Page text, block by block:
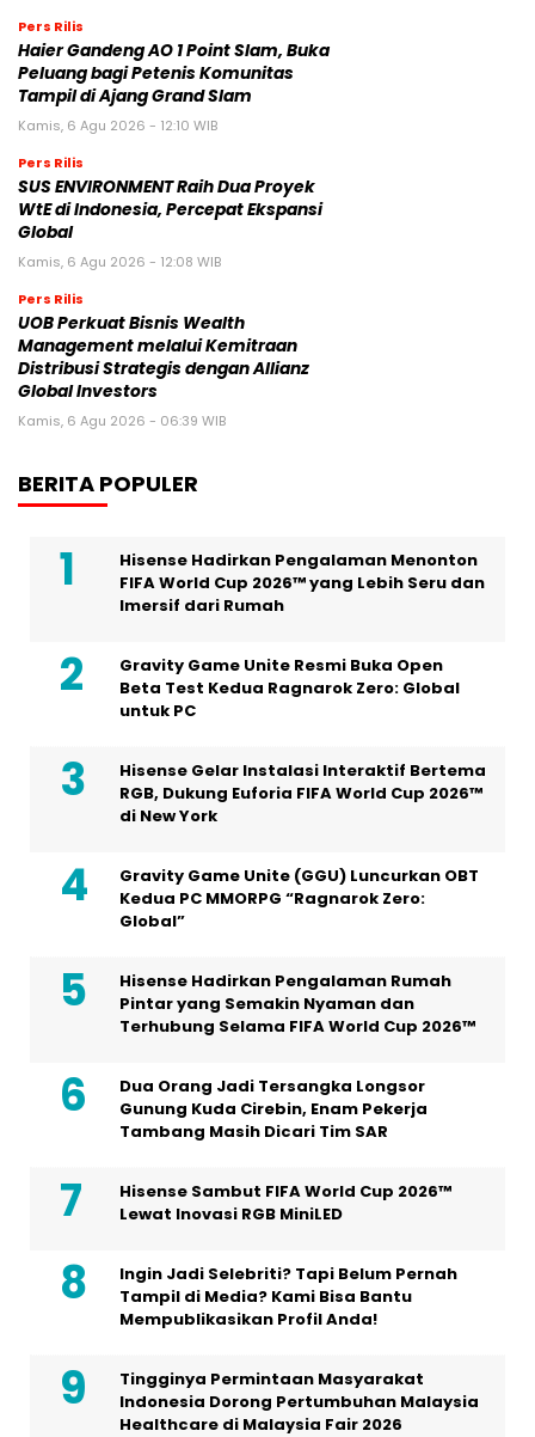
Pers Rilis
Haier Gandeng AO 1 Point Slam, Buka
Peluang bagi Petenis Komunitas
Tampil di Ajang Grand Slam
Kamis, 6 Agu 2026 - 12:10 WIB
Pers Rilis
SUS ENVIRONMENT Raih Dua Proyek
WtE di Indonesia, Percepat Ekspansi
Global
Kamis, 6 Agu 2026 - 12:08 WIB
Pers Rilis
UOB Perkuat Bisnis Wealth
Management melalui Kemitraan
Distribusi Strategis dengan Allianz
Global Investors
Kamis, 6 Agu 2026 - 06:39 WIB
BERITA POPULER
Hisense Hadirkan Pengalaman Menonton
FIFA World Cup 2026™ yang Lebih Seru dan
Imersif dari Rumah
Gravity Game Unite Resmi Buka Open
Beta Test Kedua Ragnarok Zero: Global
untuk PC
Hisense Gelar Instalasi Interaktif Bertema
RGB, Dukung Euforia FIFA World Cup 2026™
di New York
Gravity Game Unite (GGU) Luncurkan OBT
Kedua PC MMORPG “Ragnarok Zero:
Global”
Hisense Hadirkan Pengalaman Rumah
Pintar yang Semakin Nyaman dan
Terhubung Selama FIFA World Cup 2026™
Dua Orang Jadi Tersangka Longsor
Gunung Kuda Cirebin, Enam Pekerja
Tambang Masih Dicari Tim SAR
Hisense Sambut FIFA World Cup 2026™
Lewat Inovasi RGB MiniLED
Ingin Jadi Selebriti? Tapi Belum Pernah
Tampil di Media? Kami Bisa Bantu
Mempublikasikan Profil Anda!
Tingginya Permintaan Masyarakat
Indonesia Dorong Pertumbuhan Malaysia
Healthcare di Malaysia Fair 2026